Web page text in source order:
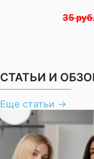
35 руб.
СТАТЬИ И
Еще статьи →